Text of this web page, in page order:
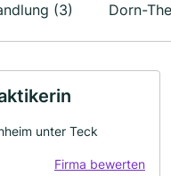
(3) Dorn-
unter Teck
Firma bewerten